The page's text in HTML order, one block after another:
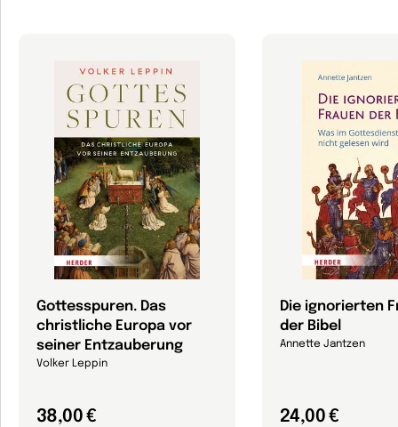
Gottesspuren. Das
christliche Europa vor
seiner Entzauberung
Volker Leppin
38,00 €
Die ignorierten
der Bibel
Annette Jantzen
24,00 €